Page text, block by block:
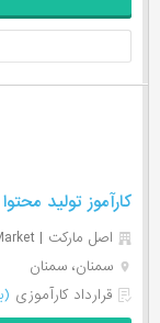
کارآموز تولید
اصل مارکت | Asl Market
سمنان، سمنان
قرارداد کارآموزی